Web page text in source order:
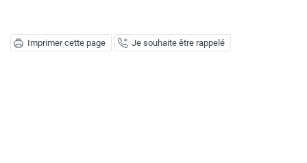
Imprimer cette page Je souhaite être rappelé